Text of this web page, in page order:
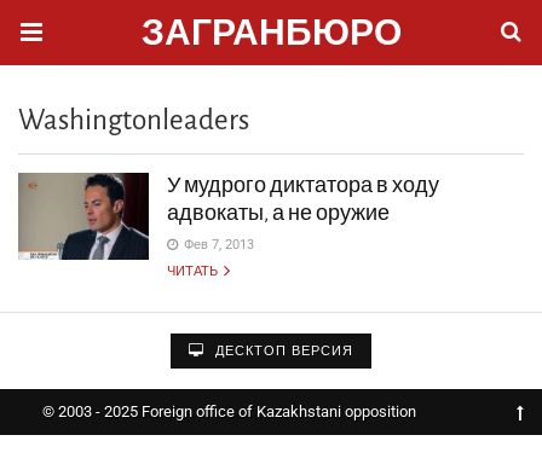
ЗАГРАНБЮРО
Washingtonleaders
У мудрого диктатора в ходу
адвокаты, а не оружие
Фев 7, 2013
ЧИТАТЬ
ДЕСКТОП ВЕРСИЯ
© 2003 - 2025 Foreign office of Kazakhstani opposition